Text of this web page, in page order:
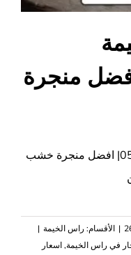
افضل منجرة
نجار في راس الخيمة |0503418441| افضل منجرة خشب
| الأقسام: راس الخيمة |
في راس الخيمة, اسعار